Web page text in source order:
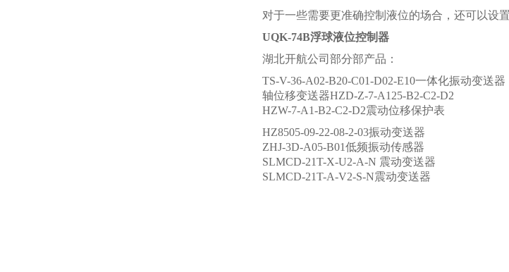
对于一些需要更准确控制液位的场合，还可以设
UQK-74B浮球液位控制器
湖北开航公司部分部产品：
TS-V-36-A02-B20-C01-D02-E10一体化振动变送器
轴位移变送器HZD-Z-7-A125-B2-C2-D2
HZW-7-A1-B2-C2-D2震动位移保护表
HZ8505-09-22-08-2-03振动变送器
ZHJ-3D-A05-B01低频振动传感器
SLMCD-21T-X-U2-A-N 震动变送器
SLMCD-21T-A-V2-S-N震动变送器